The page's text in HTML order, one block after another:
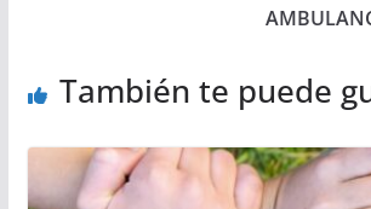
También te puede